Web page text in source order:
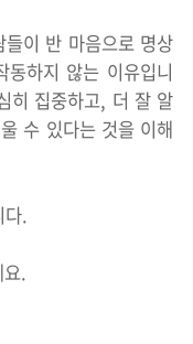
이 반 마음으로 명상
하지 않는 이유입니
히 집중하고, 더 잘 알
수 있다는 것을 이해
다.
.